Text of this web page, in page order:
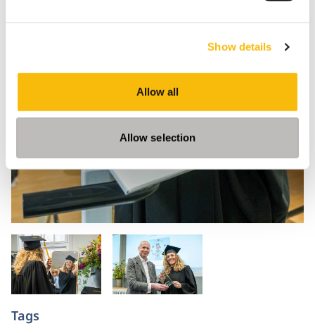
Show details
Allow all
Allow selection
Tags